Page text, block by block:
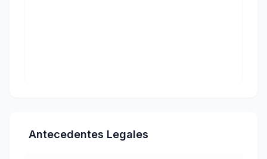
Antecedentes Legales